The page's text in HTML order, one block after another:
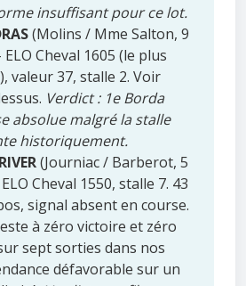
insuffisant pour ce lot.
(Molins / Mme Salton, 9
Cheval 1605 (le plus
valeur 37, stalle 2. Voir
Verdict : 1e Borda
absolue malgré la stalle
historiquement.
(Journiac / Barberot, 5
Cheval 1550, stalle 7. 43
signal absent en course.
à zéro victoire et zéro
sept sorties dans nos
défavorable sur un